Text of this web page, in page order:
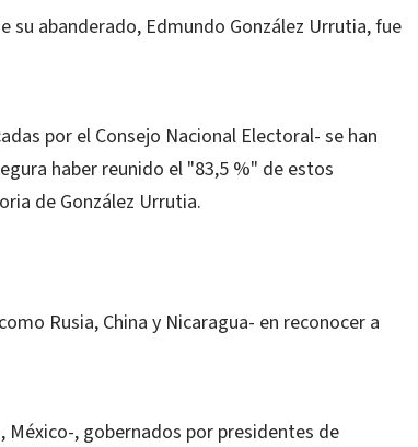
su abanderado, Edmundo González Urrutia, fue
por el Consejo Nacional Electoral- se han
haber reunido el "83,5 %" de estos
de González Urrutia.
Rusia, China y Nicaragua- en reconocer a
México-, gobernados por presidentes de